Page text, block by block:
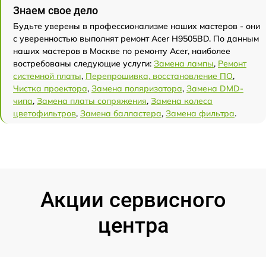
Знаем свое дело
Будьте уверены в профессионализме наших мастеров - они
с уверенностью выполнят ремонт Acer H9505BD. По данным
наших мастеров в Москве по ремонту Acer, наиболее
востребованы следующие услуги: Замена лампы, Ремонт
системной платы, Перепрошивка, восстановление ПО,
Чистка проектора, Замена поляризатора, Замена DMD-
чипа, Замена платы сопряжения, Замена колеса
цветофильтров, Замена балластера, Замена фильтра.
Акции сервисного
центра